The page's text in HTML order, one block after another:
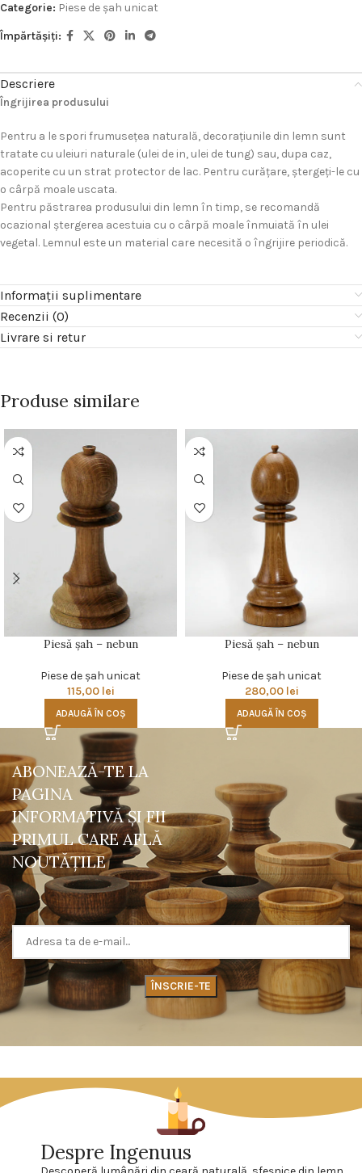
Categorie: Piese de şah unicat
Împărtășiți:
Descriere
Îngrijirea produsului
Pentru a le spori frumuseţea naturală, decoraţiunile din lemn sunt
tratate cu uleiuri naturale (ulei de in, ulei de tung) sau, dupa caz,
acoperite cu un strat protector de lac. Pentru curăţare, ştergeţi-le cu
o cârpă moale uscata.
Pentru păstrarea produsului din lemn în timp, se recomandă
ocazional ştergerea acestuia cu o cârpă moale înmuiată în ulei
vegetal. Lemnul este un material care necesită o îngrijire periodică.
Informații suplimentare
Recenzii (0)
Livrare si retur
Produse similare
Piesă şah – nebun
Piese de şah unicat
115,00 lei
ADAUGĂ ÎN COȘ
Piesă şah – nebun
Piese de şah unicat
280,00 lei
ADAUGĂ ÎN COȘ
ABONEAZĂ-TE LA
PAGINA
INFORMATIVĂ ŞI FII
PRIMUL CARE AFLĂ
NOUTĂŢILE
Despre Ingenuus